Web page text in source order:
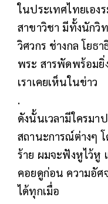
ในประเทศไทยเอง
สาขาวิชา มีทั้งนัก
วิศวกร ช่างกล โยธ
พระ สารพัดพร้อมยิ่
เราเคยเห็นในข่าว
.
ดังนั้นเวลามีใครมา
สถานะการณ์ต่างๆ
ร้าย ผมจะฟังหูไว้หู
คอยดูก่อน ความอัศ
ได้ทุกเมื่อ